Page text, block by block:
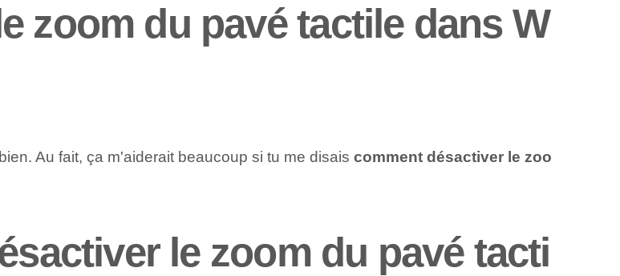
zoom du pavé tactile dans W
Au fait, ça m'aiderait beaucoup si tu me disais comment désactiver le zoo
le zoom du pavé tacti